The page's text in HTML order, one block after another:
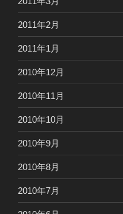
2011年2月
2011年1月
2010年12月
2010年11月
2010年10月
2010年9月
2010年8月
2010年7月